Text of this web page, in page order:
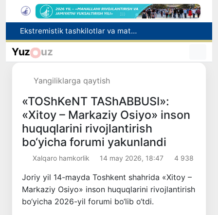
O‘zbekiston Jurnalistlar uyushmasi qoshida Blogerlar ijodiy kengashi tashkil etildi
Kredit va moliyaviy xizmatlar reklamasiga ogohlantirish talabi kiritiladi
Yuz uz
Yangiliklarga qaytish
«TOShKeNT TAShABBUSI»:
«Xitoy – Markaziy Osiyo» inson
huquqlarini rivojlantirish
bo‘yicha forumi yakunlandi
Xalqaro hamkorlik 14 may 2026, 18:47 4 938
Joriy yil 14-mayda Toshkent shahrida «Xitoy –
Markaziy Osiyo» inson huquqlarini rivojlantirish
bo‘yicha 2026-yil forumi bo‘lib o‘tdi.